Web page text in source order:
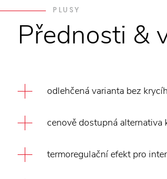
PLUSY
Přednosti &
odlehčená varianta bez
cenově dostupná alternativa
termoregulační efekt pro